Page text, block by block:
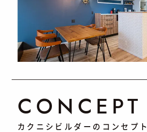
CONCEPT
カクニシビルダーのコンセプト